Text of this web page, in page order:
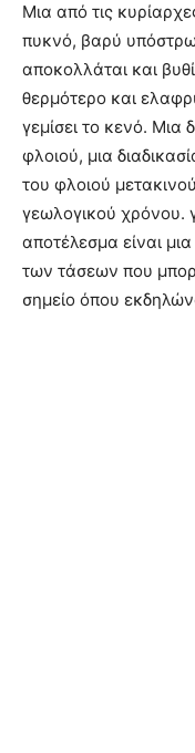
Μια από τις
πυκνό, βαρύ
αποκολλάται και
θερμότερο και
γεμίσει το κενό. Μια
φλοιού, μια
του φλοιού
γεωλογικού χρόνου.
αποτέλεσμα είναι
των τάσεων που
σημείο όπου